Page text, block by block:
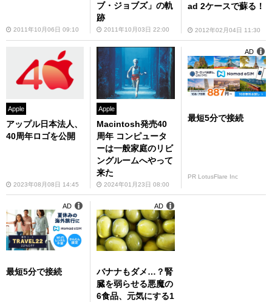
2011年10月06日 09:10
ブ・ジョブズ」の軌
跡
2011年10月03日 22:00
ad 2ケースで蘇る！
2012年02月04日 11:30
Apple
アップル日本法人、
40周年ロゴを公開
2023年08月08日 14:45
Apple
Macintosh発売40
周年 コンピュータ
ーは一般家庭のリビ
ングルームへやって
来た
2024年01月23日 08:00
最短5分で接続
PR LotusFlare Inc
AD
最短5分で接続
AD
バナナもダメ…？腎
臓を弱らせる悪魔の
6食品、元気にする1
AD